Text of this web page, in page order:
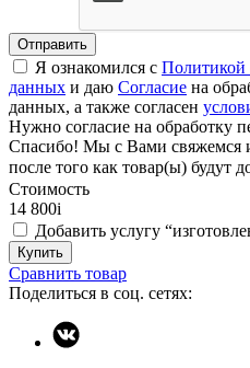
Отправить
Я ознакомился с Политикой
данных и даю Согласие на
данных, а также согласен
Нужно согласие на обработку
Спасибо! Мы с Вами свяжемся
после того как товар(ы) будут
Стоимость
14 800i
Добавить услугу
Купить
Сравнить товар
Поделиться в соц. сетях: